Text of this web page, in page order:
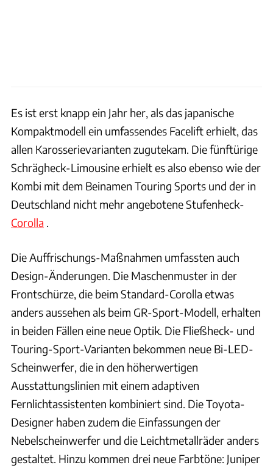
Es ist erst knapp ein Jahr her, als das japanische
Kompaktmodell ein umfassendes Facelift erhielt, das
allen Karosserievarianten zugutekam. Die fünftürige
Schrägheck-Limousine erhielt es also ebenso wie der
Kombi mit dem Beinamen Touring Sports und der in
Deutschland nicht mehr angebotene Stufenheck-
Corolla .
Die Auffrischungs-Maßnahmen umfassten auch
Design-Änderungen. Die Maschenmuster in der
Frontschürze, die beim Standard-Corolla etwas
anders aussehen als beim GR-Sport-Modell, erhalten
in beiden Fällen eine neue Optik. Die Fließheck- und
Touring-Sport-Varianten bekommen neue Bi-LED-
Scheinwerfer, die in den höherwertigen
Ausstattungslinien mit einem adaptiven
Fernlichtassistenten kombiniert sind. Die Toyota-
Designer haben zudem die Einfassungen der
Nebelscheinwerfer und die Leichtmetallräder anders
gestaltet. Hinzu kommen drei neue Farbtöne: Juniper